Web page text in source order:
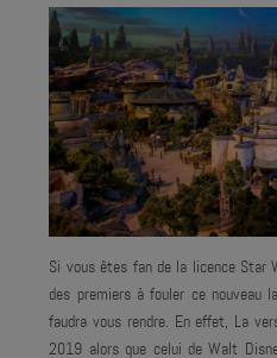
Si vous êtes fan de la licence Star
des premiers à fouler ce nouveau
faudra vous rendre. En effet, La
2019 alors que celui de Walt